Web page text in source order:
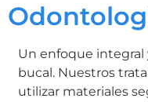
Un enfoque integral
bucal. Nuestros
utilizar materiales